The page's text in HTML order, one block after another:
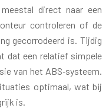
direct naar een
controleren of de
gecorrodeerd is. Tijdig
dat een relatief simpele
van het ABS‑systeem.
optimaal, wat bij
is.